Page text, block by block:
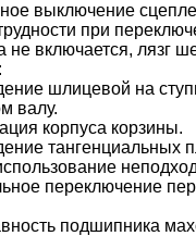
выключение
при
не включается, лязг
шлицевой на
валу.
корпуса корзины.
тангенциальных
переключение
подшипника